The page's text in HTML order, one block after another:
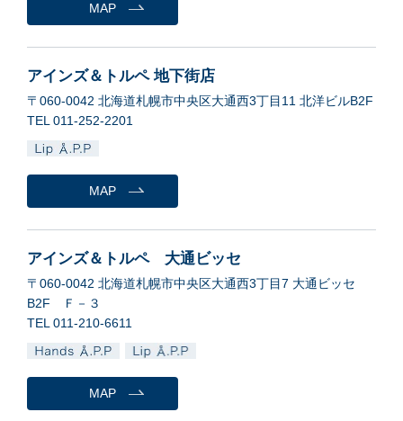
MAP
アインズ＆トルペ 地下街店
〒060-0042 北海道札幌市中央区大通西3丁目11 北洋ビルB2F
TEL 011-252-2201
MAP
アインズ＆トルペ 大通ビッセ
〒060-0042 北海道札幌市中央区大通西3丁目7 大通ビッセ
B2F Ｆ－３
TEL 011-210-6611
MAP